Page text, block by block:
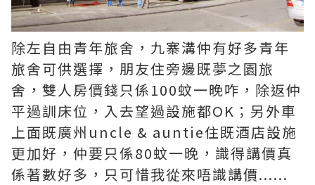
除左自由青年旅舍，九寨溝仲有好多青年
旅舍可供選擇，朋友住旁邊既夢之園旅
舍，雙人房價錢只係100蚊一晚咋，除返仲
平過訓床位，入去望過設施都OK；另外車
上面既廣州uncle & auntie住既酒店設施
更加好，仲要只係80蚊一晚，識得講價真
係著數好多，只可惜我從來唔識講價......